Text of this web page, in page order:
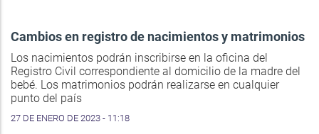
Cambios en registro de nacimientos y matrimonios
Los nacimientos podrán inscribirse en la oficina del
Registro Civil correspondiente al domicilio de la madre del
bebé. Los matrimonios podrán realizarse en cualquier
punto del país
27 DE ENERO DE 2023 - 11:18